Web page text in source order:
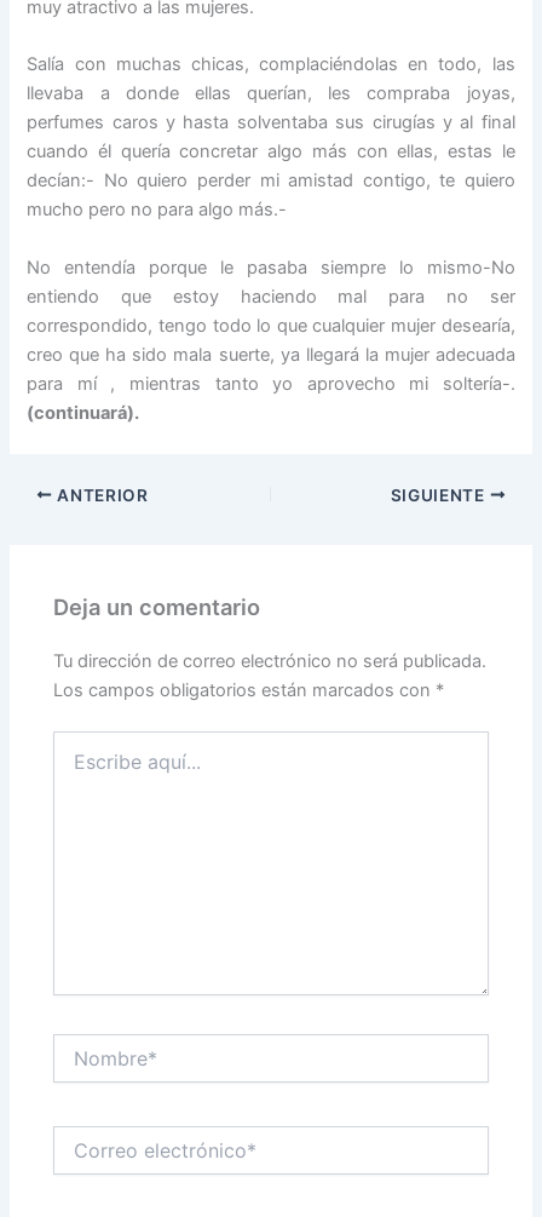
muy atractivo a las mujeres.
Salía con muchas chicas, complaciéndolas en todo, las
llevaba a donde ellas querían, les compraba joyas,
perfumes caros y hasta solventaba sus cirugías y al final
cuando él quería concretar algo más con ellas, estas le
decían:- No quiero perder mi amistad contigo, te quiero
mucho pero no para algo más.-
No entendía porque le pasaba siempre lo mismo-No
entiendo que estoy haciendo mal para no ser
correspondido, tengo todo lo que cualquier mujer desearía,
creo que ha sido mala suerte, ya llegará la mujer adecuada
para mí , mientras tanto yo aprovecho mi soltería-.
(continuará).
ANTERIOR SIGUIENTE
Deja un comentario
Tu dirección de correo electrónico no será publicada.
Los campos obligatorios están marcados con *
aquí...
electrónico*